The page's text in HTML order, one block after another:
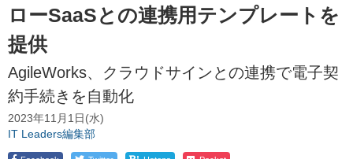
ローSaaSとの連携用テンプレートを
提供
AgileWorks、クラウドサインとの連携で電子契
約手続きを自動化
2023年11月1日(水)
IT Leaders編集部